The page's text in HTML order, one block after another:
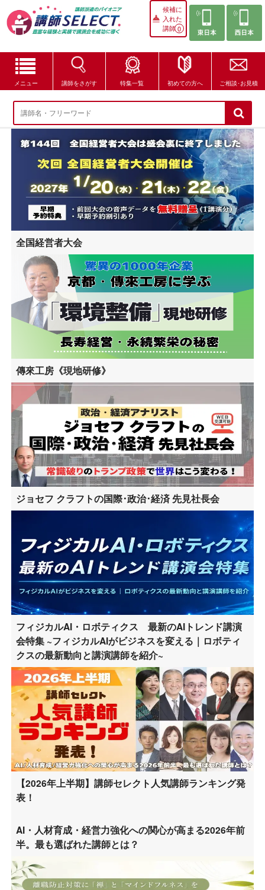
候補に
入れた
講師0
メニュー 講師をさがす 特集一覧 初めての方へ ご相談･お見積
講師をさがす
特集一覧
講師セレクトが選ばれる理由
ブログ・コラム
はじめての方へ
ご相談・お見積
全国経営者大会
傳來工房《現地研修》
ジョセフ クラフトの国際･政治･経済 先見社長会
フィジカルAI・ロボティクス 最新のAIトレンド講演
会特集 ~フィジカルAIがビジネスを変える｜ロボティ
クスの最新動向と講演講師を紹介~
【2026年上半期】講師セレクト人気講師ランキング発
表！
AI・人材育成・経営力強化への関心が高まる2026年前
半。最も選ばれた講師とは？